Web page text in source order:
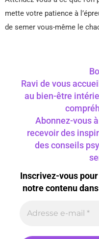
mette votre patience à
de semer vous-même le
Ravi de vous
au bien-être
Abonnez-vous
recevoir des
des conseils
Inscrivez-vous
notre contenu